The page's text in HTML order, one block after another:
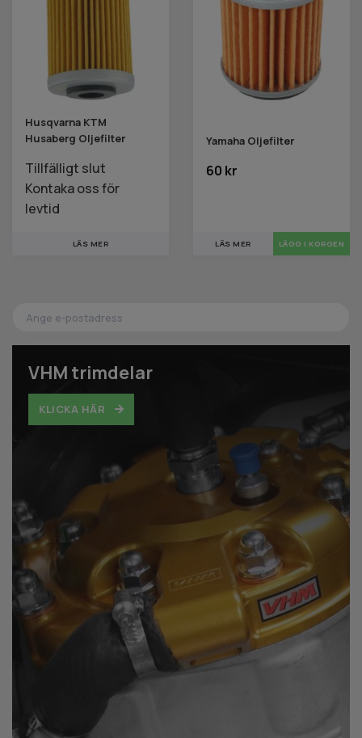
VHM trimdelar
KLICKA HÄR
Husqvarna KTM
Husaberg Oljefilter
Tillfälligt slut
Kontaka oss för
levtid
LÄS MER
Yamaha Oljefilter
60 kr
LÄS MER